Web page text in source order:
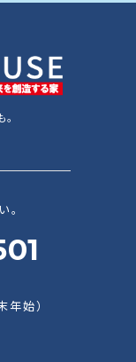
。
年始）